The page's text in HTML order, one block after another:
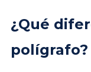
¿Qué
polígrafo?